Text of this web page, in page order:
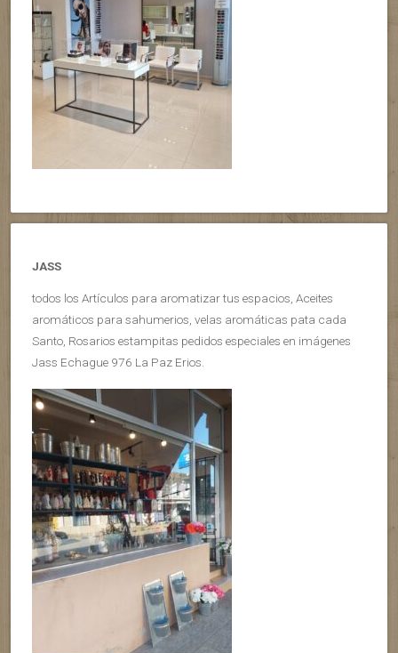
JASS
todos los Artículos para aromatizar tus espacios, Aceites
aromáticos para sahumerios, velas aromáticas pata cada
Santo, Rosarios estampitas pedidos especiales en imágenes
Jass Echague 976 La Paz Erios.